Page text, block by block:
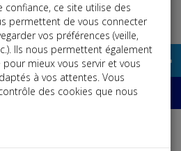
ce site utilise des
permettent de vous connecter
vos préférences (veille,
Ils nous permettent également
mieux vous servir et vous
à vos attentes. Vous
des cookies que nous